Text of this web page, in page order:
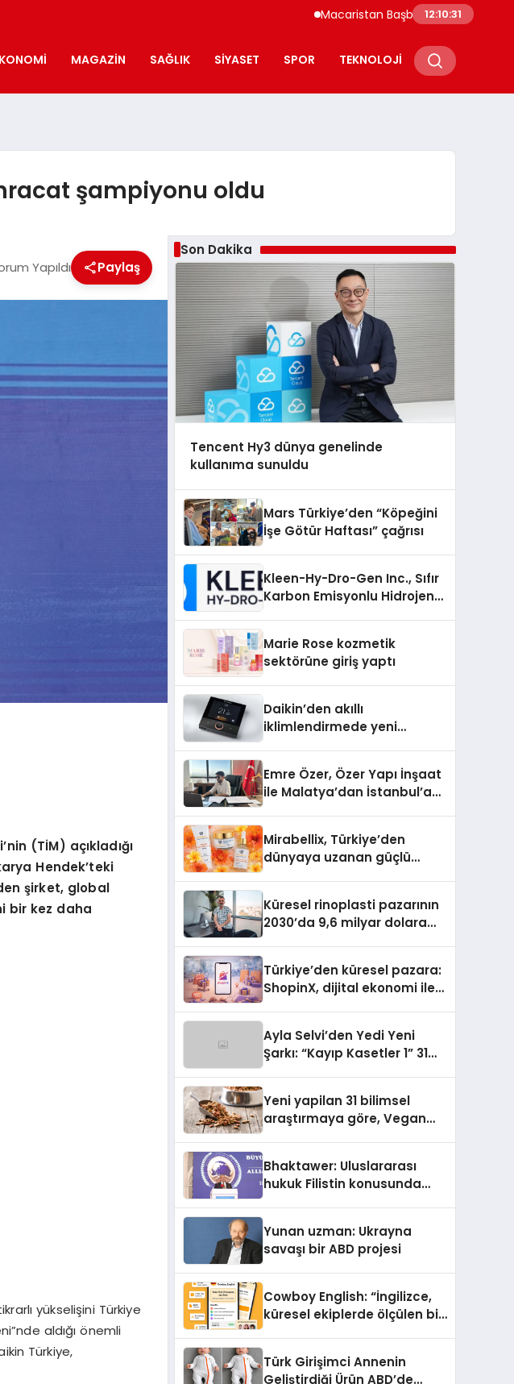
Macaristan Başbakanı Duyurdu Paks
12:10:32
MAGAZIN SAĞLIK SIYASET SPOR TEKNOLOJI
şampiyonu oldu
Yapıldı Paylaş
’nin (TİM) açıkladığı
Hendek’teki
şirket, global
bir kez daha
yükselişini Türkiye
aldığı önemli
Türkiye,
Son Dakika
Tencent Hy3 dünya genelinde
kullanıma sunuldu
Mars Türkiye’den “Köpeğini
İşe Götür Haftası” çağrısı
Kleen-Hy-Dro-Gen Inc., Sıfır
Karbon Emisyonlu Hidrojen
Aldı
Marie Rose kozmetik
sektörüne giriş yaptı
Daikin’den akıllı
iklimlendirmede yeni
Emre Özer, Özer Yapı İnşaat
ile Malatya’dan İstanbul’a
Mirabellix, Türkiye’den
dünyaya uzanan güçlü
Küresel rinoplasti pazarının
2030’da 9,6 milyar dolara
Türkiye’den küresel pazara:
ShopinX, dijital ekonomi ile
Ayla Selvi’den Yedi Yeni
Şarkı: “Kayıp Kasetler 1” 31
Yeni yapilan 31 bilimsel
araştırmaya göre, Vegan
Sindirildiğini Ortaya Koydu
Bhaktawer: Uluslararası
hukuk Filistin konusunda
Yunan uzman: Ukrayna
savaşı bir ABD projesi
Cowboy English: “İngilizce,
küresel ekiplerde ölçülen bir
Türk Girişimci Annenin
Geliştirdiği Ürün ABD’de